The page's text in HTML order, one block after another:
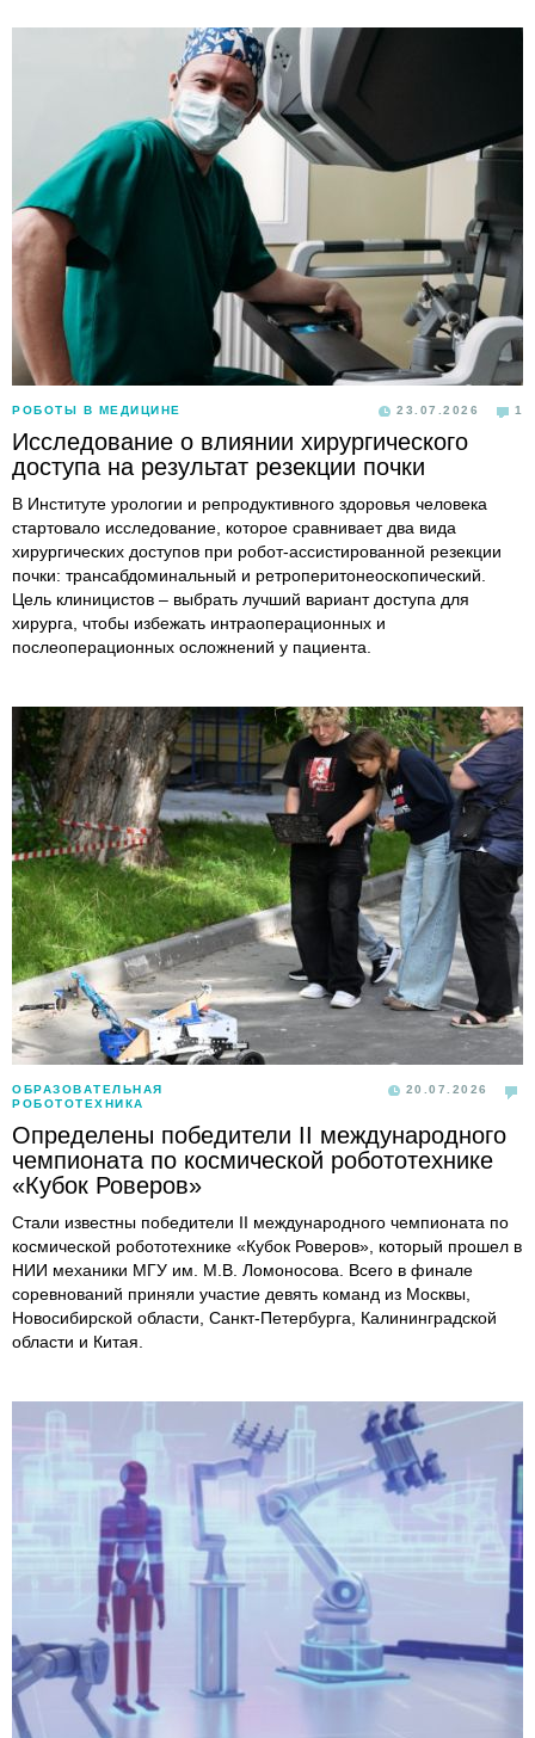
РОБОТЫ В МЕДИЦИНЕ 23.07.2026 1
Исследование о влиянии хирургического
доступа на результат резекции почки
В Институте урологии и репродуктивного здоровья человека
стартовало исследование, которое сравнивает два вида
хирургических доступов при робот-ассистированной резекции
почки: трансабдоминальный и ретроперитонеоскопический.
Цель клиницистов – выбрать лучший вариант доступа для
хирурга, чтобы избежать интраоперационных и
послеоперационных осложнений у пациента.
ОБРАЗОВАТЕЛЬНАЯ
РОБОТОТЕХНИКА
20.07.2026
Определены победители II международного
чемпионата по космической робототехнике
«Кубок Роверов»
Стали известны победители II международного чемпионата по
космической робототехнике «Кубок Роверов», который прошел в
НИИ механики МГУ им. М.В. Ломоносова. Всего в финале
соревнований приняли участие девять команд из Москвы,
Новосибирской области, Санкт-Петербурга, Калининградской
области и Китая.